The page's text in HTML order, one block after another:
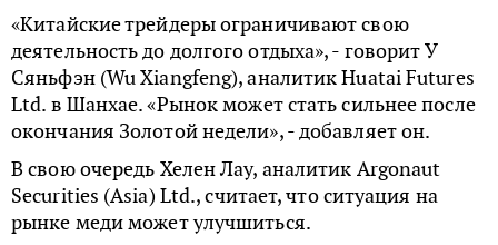
«Китайские трейдеры ограничивают свою
деятельность до долгого отдыха», - говорит У
Сяньфэн (Wu Xiangfeng), аналитик Huatai Futures
Ltd. в Шанхае. «Рынок может стать сильнее после
окончания Золотой недели», - добавляет он.
В свою очередь Хелен Лау, аналитик Argonaut
Securities (Asia) Ltd., считает, что ситуация на
рынке меди может улучшиться.